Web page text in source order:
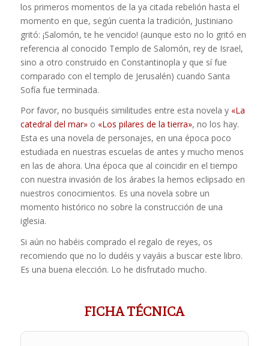
los primeros momentos de la ya citada rebelión hasta el
momento en que, según cuenta la tradición, Justiniano
gritó: ¡Salomón, te he vencido! (aunque esto no lo gritó en
referencia al conocido Templo de Salomón, rey de Israel,
sino a otro construido en Constantinopla y que sí fue
comparado con el templo de Jerusalén) cuando Santa
Sofía fue terminada.
Por favor, no busquéis similitudes entre esta novela y «La
catedral del mar»o «Los pilares de la tierra», no los hay.
Esta es una novela de personajes, en una época poco
estudiada en nuestras escuelas de antes y mucho menos
en las de ahora. Una época que al coincidir en el tiempo
con nuestra invasión de los árabes la hemos eclipsado en
nuestros conocimientos. Es una novela sobre un
momento histórico no sobre la construcción de una
iglesia.
Si aún no habéis comprado el regalo de reyes, os
recomiendo que no lo dudéis y vayáis a buscar este libro.
Es una buena elección. Lo he disfrutado mucho.
FICHA TÉCNICA